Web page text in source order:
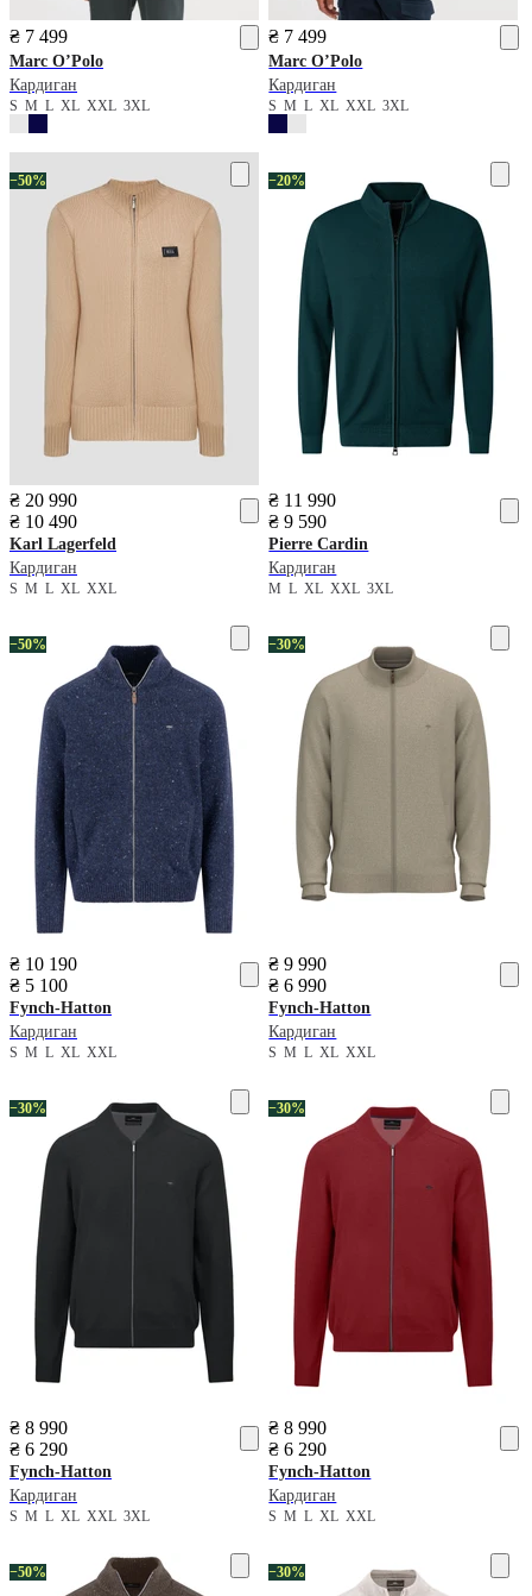
₴ 7 499
Marc O’Polo
Кардиган
S M L XL XXL 3XL
₴ 7 499
Marc O’Polo
Кардиган
SMLXLXXL3XL
−50%
₴ 20 990
₴ 10 490
Karl Lagerfeld
Кардиган
S M L XL XXL
−20%
₴ 11 990
₴ 9 590
Pierre Cardin
Кардиган
MLXLXXL3XL
−50%
₴ 10 190
₴ 5 100
Fynch-Hatton
Кардиган
S M L XL XXL
−30%
₴ 9 990
₴ 6 990
Fynch-Hatton
Кардиган
SMLXLXXL
−30%
₴ 8 990
₴ 6 290
Fynch-Hatton
Кардиган
S M L XL XXL 3XL
−30%
₴ 8 990
₴ 6 290
Fynch-Hatton
Кардиган
SMLXLXXL
−50% −30%